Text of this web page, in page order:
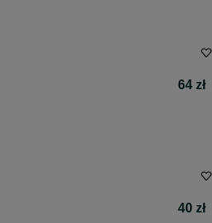
64 zł
40 zł